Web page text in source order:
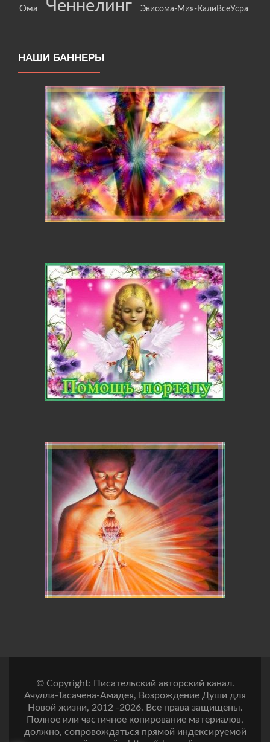
Ома
Ченнелинг Эвисома-Мия-КалиВсеУсра
НАШИ БАННЕРЫ
© Copyright: Писательский авторский канал.
Ачулла-Тасачена-Амадея, Возрождение Души для
Новой жизни, 2012 -2026. Все права защищены.
Полное или частичное копирование материалов,
должно, сопровождаться прямой индексируемой